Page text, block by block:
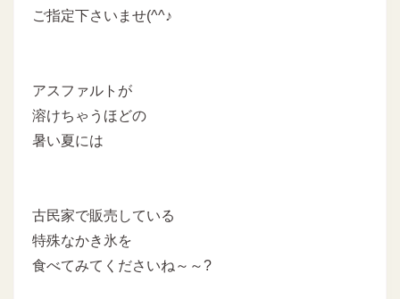
ご指定下さいませ(^^♪
アスファルトが
溶けちゃうほどの
暑い夏には
古民家で販売している
特殊なかき氷を
食べてみてくださいね～～?